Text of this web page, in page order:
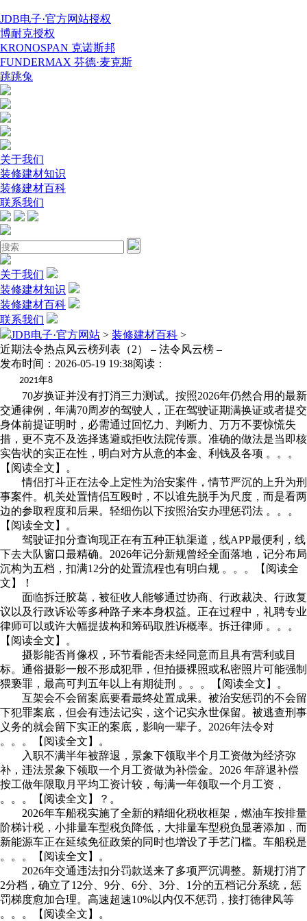
JDB电子·官方网站授权
博耐克授权
KRONOSPAN 克诺斯邦
FUNDERMAX 芬德·麦克斯
跳跳兔
关于我们
装修建材知识
装修建材百科
联系我们
关于我们
装修建材知识
装修建材百科
联系我们
JDB电子·官方网站 > 装修建材百科 >
近期法令热点风云榜列表（2） – 法令风云榜 –
发布时间：2026-05-19 19:38阅读：
2021年8
70岁换证并没有打消三力测试。按照2026年仍然合用的最新
交通律例，年满70周岁的驾驶人，正在驾驶证期满换证或者提交
身体前提证明时，必需通过回忆力、判断力、万万不要惊慌失
措，更不克不及选择逃避或拒收法院传票。准确的做法是当即核
实告状的实正在性，明白对方从意的本金、利钱及各项 。。。
【阅读全文】。
情侣打斗正在法令上定性为治安案件，情节严沉的上升为刑
事案件。机关处置情侣互殴时，不以谁先脱手为尺度，而是看两
边的参取程度和后果。轻细伤以下按照治安办理惩罚法 。。。
【阅读全文】。
驾驶证扣分查询现正在有五种正轨渠道，线APP最便利，线
下去大队窗口最精确。2026年记分新规曾经全面落地，记分布局
沉构为五档，扣满12分的处置流程也有明白规 。。。【阅读全
文】！
面临拆迁胶葛，被征收人能够通过协商、行政裁决、行政复
议以及行政诉讼等多种路子来本身权益。正在过程中，礼聘专业
律师可以或许大幅提拔构和筹码取胜诉概率。拆迁律师 。。。
【阅读全文】。
摄影能否肖像权，环节看能否未经同意而且具有营利或目
标。通俗摄影一般不形成犯罪，但拍摄裸照或私密照片可能强制
猥亵罪，最高可判五年以上有期徒刑 。。。【阅读全文】。
互架会不会留案底要看最终处置成果。被治安惩罚的不会留
下犯罪案底，但会有违法记实，这个记实永世保留。被逃查刑事
义务的就会留下实正的案底，影响一辈子。2026年法令对
。。。【阅读全文】。
入职不满半年被辞退，景象下领取半个月工资做为经济弥
补，违法景象下领取一个月工资做为补偿金。2026 年辞退补偿
按工做年限取月平均工资计较，每满一年领取一个月工资，
。。。【阅读全文】？。
2026年车船税实施了全新的精细化税收框架，燃油车按排量
阶梯计税，小排量车型税负降低，大排量车型税负显著添加，而
新能源车正在延续免征政策的同时也增设了手艺门槛。车船税是
。。。【阅读全文】。
2026年交通违法扣分罚款送来了多项严沉调整。新规打消了
2分档，确立了12分、9分、6分、3分、1分的五档记分系统，惩
罚梯度愈加合理。高速超速10%以内仅不惩罚，接打德律风等
。。。【阅读全文】。